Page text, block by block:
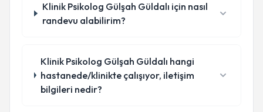
Klinik Psikolog Gülşah Güldalı için nasıl
randevu alabilirim?
Klinik Psikolog Gülşah Güldalı hangi
hastanede/klinikte çalışıyor, iletişim
bilgileri nedir?